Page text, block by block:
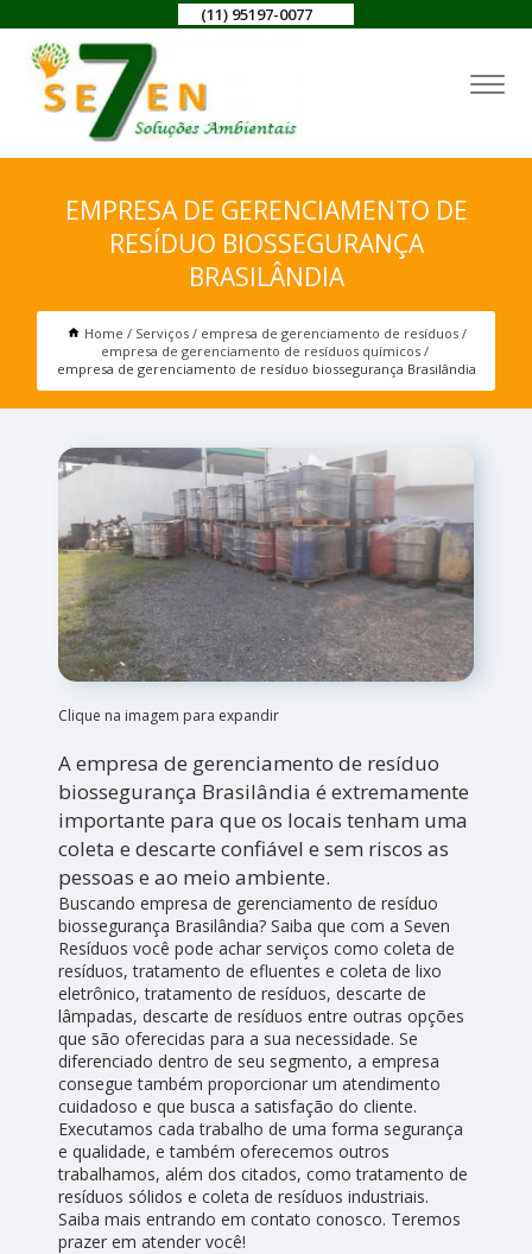
(11) 95197-0077
EMPRESA DE GERENCIAMENTO DE
RESÍDUO BIOSSEGURANÇA
BRASILÂNDIA
Home Serviços
empresa de gerenciamento de resíduos
empresa de gerenciamento de resíduos químicos
empresa de gerenciamento de resíduo biossegurança Brasilândia
Clique na imagem para expandir
A empresa de gerenciamento de resíduo
biossegurança Brasilândia é extremamente
importante para que os locais tenham uma
coleta e descarte confiável e sem riscos as
pessoas e ao meio ambiente.
Buscando empresa de gerenciamento de resíduo
biossegurança Brasilândia? Saiba que com a Seven
Resíduos você pode achar serviços como coleta de
resíduos, tratamento de efluentes e coleta de lixo
eletrônico, tratamento de resíduos, descarte de
lâmpadas, descarte de resíduos entre outras opções
que são oferecidas para a sua necessidade. Se
diferenciado dentro de seu segmento, a empresa
consegue também proporcionar um atendimento
cuidadoso e que busca a satisfação do cliente.
Executamos cada trabalho de uma forma segurança
e qualidade, e também oferecemos outros
trabalhamos, além dos citados, como tratamento de
resíduos sólidos e coleta de resíduos industriais.
Saiba mais entrando em contato conosco. Teremos
prazer em atender você!